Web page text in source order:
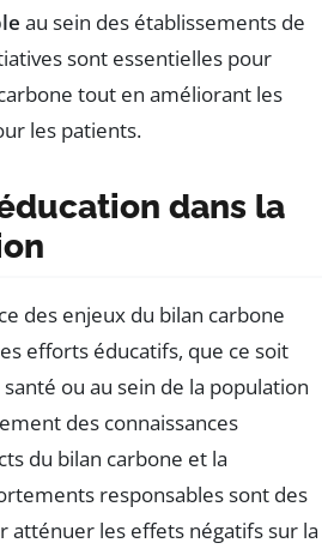
au sein des établissements de
sont essentielles pour
tout en améliorant les
les patients.
dans la
des enjeux du bilan carbone
efforts éducatifs, que ce soit
ou au sein de la population
des connaissances
du bilan carbone et la
responsables sont des
atténuer les effets négatifs sur la